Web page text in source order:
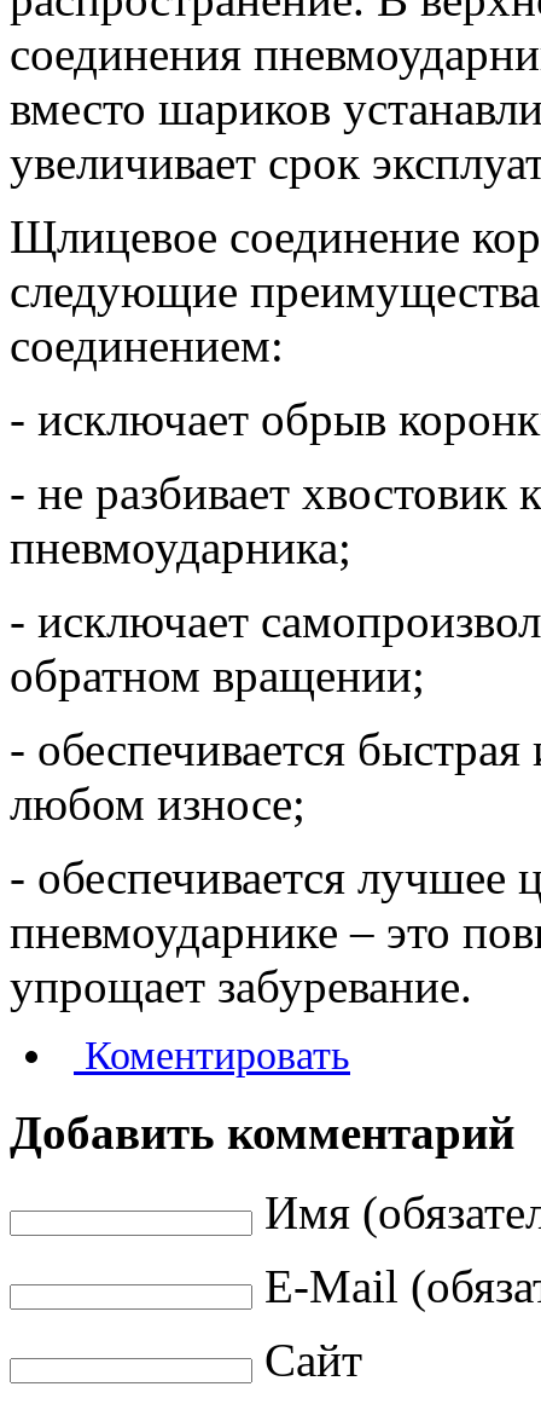
соединения
вместо шариков
увеличивает срок
Щлицевое соединение
следующие
соединением:
- исключает обрыв
- не разбивает хвостовик
пневмоударника;
- исключает
обратном вращении;
- обеспечивается
любом износе;
- обеспечивается лучшее
пневмоударнике – это
упрощает забуревание.
Коментировать
Добавить комментарий
Имя
E-Mail
Сайт